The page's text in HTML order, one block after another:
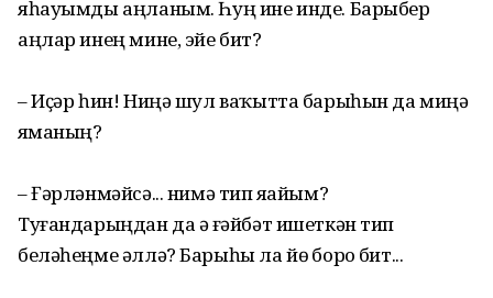
яһауымды аңланым. Һуң ине инде. Барыбер
аңлар инең мине, эйе бит?
– Иҫәр һин! Ниңә шул ваҡытта барыһын да миңә
яҙманың?
– Ғәрләнмәйсә... нимә тип яҙайым?
Туғандарыңдан да әҙ ғәйбәт ишеткән тип
беләһеңме әллә? Барыһы ла йөҙ борҙо бит...